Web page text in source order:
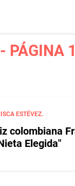
PÁGINA 1
ESTÉVEZ.
colombiana
Elegida"